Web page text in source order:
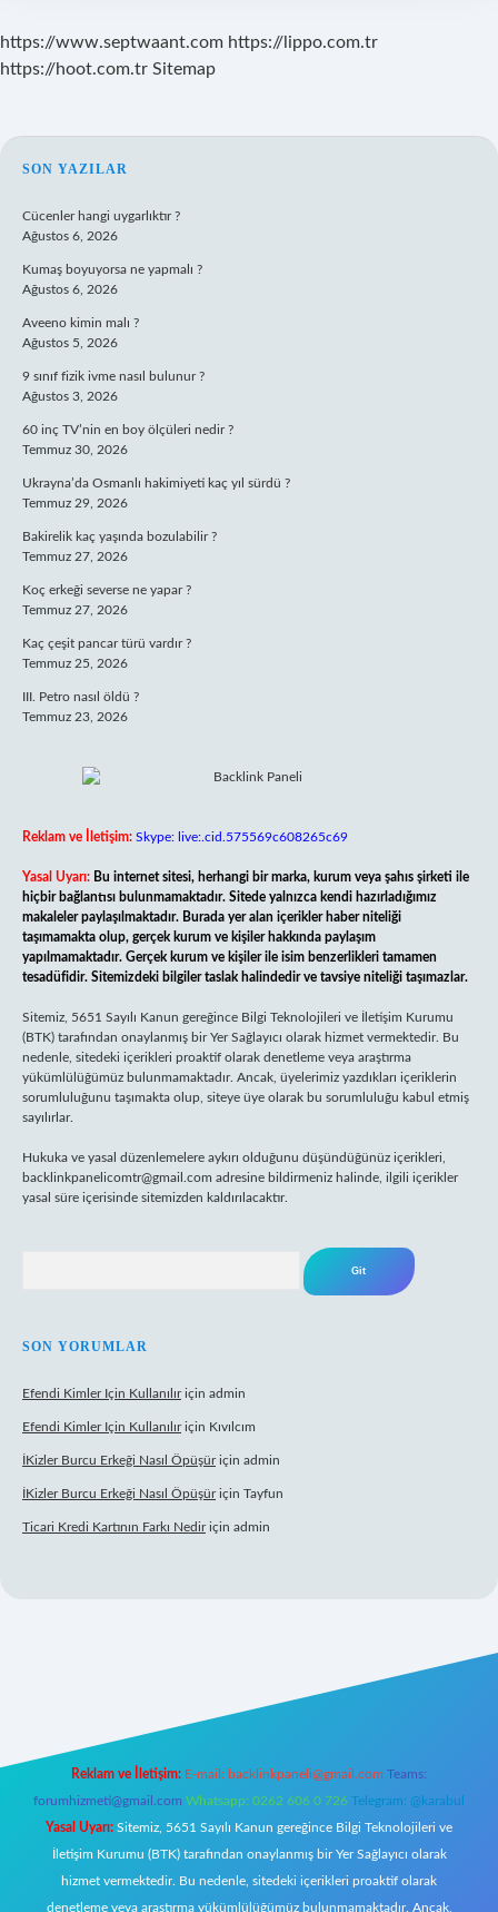
https://www.septwaant.com https://lippo.com.tr
https://hoot.com.tr Sitemap
SIDEBAR
SON YAZILAR
Cücenler hangi uygarlıktır ?
Ağustos 6, 2026
Kumaş boyuyorsa ne yapmalı ?
Ağustos 6, 2026
Aveeno kimin malı ?
Ağustos 5, 2026
9 sınıf fizik ivme nasıl bulunur ?
Ağustos 3, 2026
60 inç TV’nin en boy ölçüleri nedir ?
Temmuz 30, 2026
Ukrayna’da Osmanlı hakimiyeti kaç yıl sürdü ?
Temmuz 29, 2026
Bakirelik kaç yaşında bozulabilir ?
Temmuz 27, 2026
Koç erkeği severse ne yapar ?
Temmuz 27, 2026
Kaç çeşit pancar türü vardır ?
Temmuz 25, 2026
III. Petro nasıl öldü ?
Temmuz 23, 2026
Reklam ve İletişim: Skype: live:.cid.575569c608265c69
Yasal Uyarı: Bu internet sitesi, herhangi bir marka, kurum veya şahıs şirketi ile
hiçbir bağlantısı bulunmamaktadır. Sitede yalnızca kendi hazırladığımız
makaleler paylaşılmaktadır. Burada yer alan içerikler haber niteliği
taşımamakta olup, gerçek kurum ve kişiler hakkında paylaşım
yapılmamaktadır. Gerçek kurum ve kişiler ile isim benzerlikleri tamamen
tesadüfidir. Sitemizdeki bilgiler taslak halindedir ve tavsiye niteliği taşımazlar.
Sitemiz, 5651 Sayılı Kanun gereğince Bilgi Teknolojileri ve İletişim Kurumu
(BTK) tarafından onaylanmış bir Yer Sağlayıcı olarak hizmet vermektedir. Bu
nedenle, sitedeki içerikleri proaktif olarak denetleme veya araştırma
yükümlülüğümüz bulunmamaktadır. Ancak, üyelerimiz yazdıkları içeriklerin
sorumluluğunu taşımakta olup, siteye üye olarak bu sorumluluğu kabul etmiş
sayılırlar.
Hukuka ve yasal düzenlemelere aykırı olduğunu düşündüğünüz içerikleri,
backlinkpanelicomtr@gmail.com adresine bildirmeniz halinde, ilgili içerikler
yasal süre içerisinde sitemizden kaldırılacaktır.
SON YORUMLAR
Efendi Kimler Için Kullanılıriçin admin
Efendi Kimler Için Kullanılıriçin Kıvılcım
İKizler Burcu Erkeği Nasıl Öpüşüriçin admin
İKizler Burcu Erkeği Nasıl Öpüşüriçin Tayfun
Ticari Kredi Kartının Farkı Nediriçin admin
Reklam ve İletişim: E-mail: backlinkpaneli@gmail.com Teams:
forumhizmeti@gmail.com Whatsapp: 0262 606 0 726 Telegram: @karabul
Yasal Uyarı: Sitemiz, 5651 Sayılı Kanun gereğince Bilgi Teknolojileri ve
İletişim Kurumu (BTK) tarafından onaylanmış bir Yer Sağlayıcı olarak
hizmet vermektedir. Bu nedenle, sitedeki içerikleri proaktif olarak
denetleme veya araştırma yükümlülüğümüz bulunmamaktadır. Ancak,